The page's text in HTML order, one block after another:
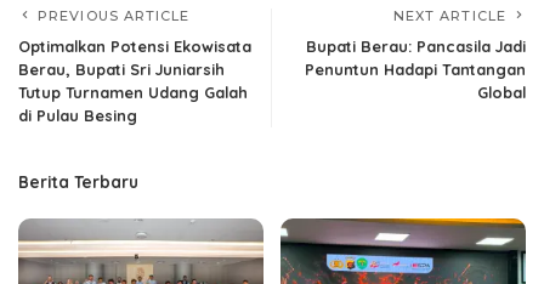
PREVIOUS ARTICLE
Optimalkan Potensi Ekowisata
Berau, Bupati Sri Juniarsih
Tutup Turnamen Udang Galah
di Pulau Besing
NEXT ARTICLE
Bupati Berau: Pancasila Jadi
Penuntun Hadapi Tantangan
Global
Berita Terbaru